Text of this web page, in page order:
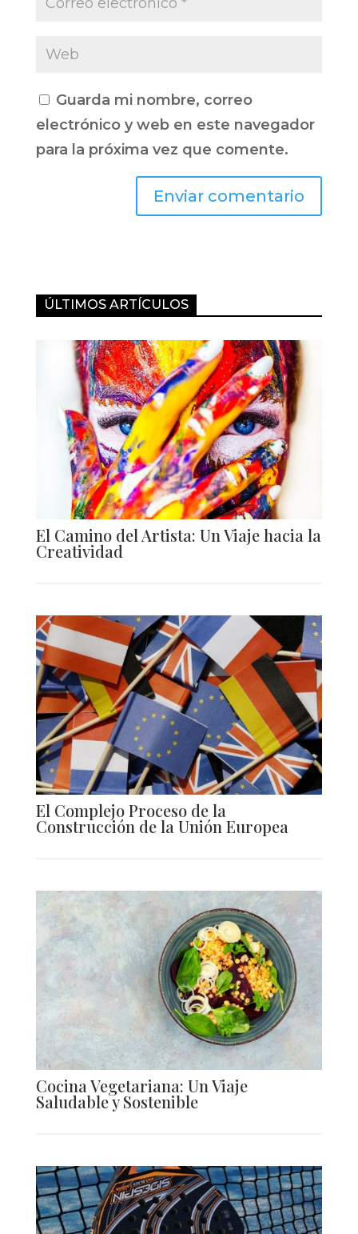
Guarda mi nombre, correo
electrónico y web en este navegador
para la próxima vez que comente.
Enviar comentario
ÚLTIMOS ARTÍCULOS
El Camino del Artista: Un Viaje hacia la
Creatividad
El Complejo Proceso de la
Construcción de la Unión Europea
Cocina Vegetariana: Un Viaje
Saludable y Sostenible